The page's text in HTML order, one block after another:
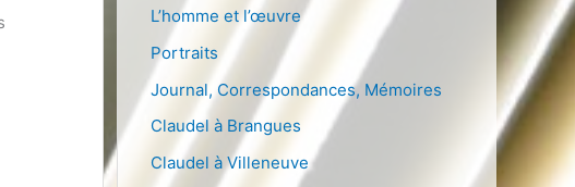
L’homme et l’œuvre
Portraits
Journal, Correspondances, Mémoires
Claudel à Brangues
Claudel à Villeneuve